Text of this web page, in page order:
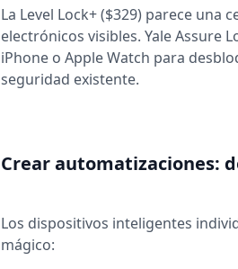
La Level Lock+ ($329) parece
electrónicos visibles. Yale Assure
iPhone o Apple Watch para
seguridad existente.
Crear automatizaciones:
Los dispositivos inteligentes
mágico: